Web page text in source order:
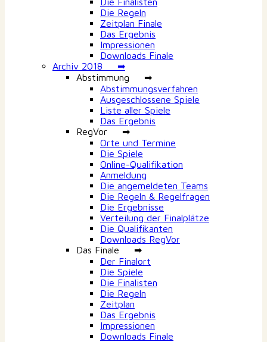
Die Regeln
Zeitplan Finale
Das Ergebnis
Impressionen
Downloads Finale
Archiv 2018 ➡
Abstimmung ➡
Abstimmungsverfahren
Ausgeschlossene Spiele
Liste aller Spiele
Das Ergebnis
RegVor ➡
Orte und Termine
Die Spiele
Online-Qualifikation
Anmeldung
Die angemeldeten Teams
Die Regeln & Regelfragen
Die Ergebnisse
Verteilung der Finalplätze
Die Qualifikanten
Downloads RegVor
Das Finale ➡
Der Finalort
Die Spiele
Die Finalisten
Die Regeln
Zeitplan
Das Ergebnis
Impressionen
Downloads Finale